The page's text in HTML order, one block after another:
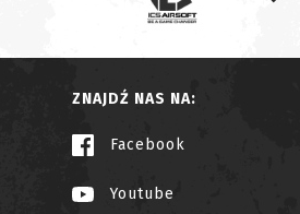
ZNAJDŹ NAS NA:
Facebook
Youtube